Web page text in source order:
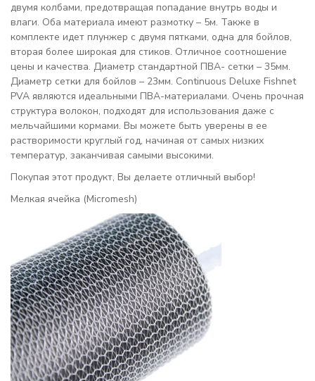
двумя колбами, предотвращая попадание внутрь воды и
влаги. Оба материала имеют размотку – 5м. Также в
комплекте идет плунжер с двумя пятками, одна для бойлов,
вторая более широкая для стиков. Отличное соотношение
цены и качества. Диаметр стандартной ПВА- сетки – 35мм.
Диаметр сетки для бойлов – 23мм. Continuous Deluxe Fishnet
PVA являются идеальными ПВА-материалами. Очень прочная
структура волокон, подходят для использования даже с
мельчайшими кормами. Вы можете быть уверены в ее
растворимости круглый год, начиная от самых низких
температур, заканчивая самыми высокими.
Покупая этот продукт, Вы делаете отличный выбор!
Мелкая ячейка (Micromesh)